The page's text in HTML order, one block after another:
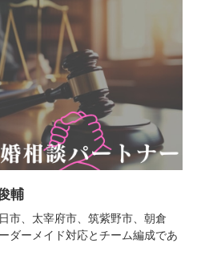
輔
市、太宰府市、筑紫野市、朝倉
ダーメイド対応とチーム編成であ